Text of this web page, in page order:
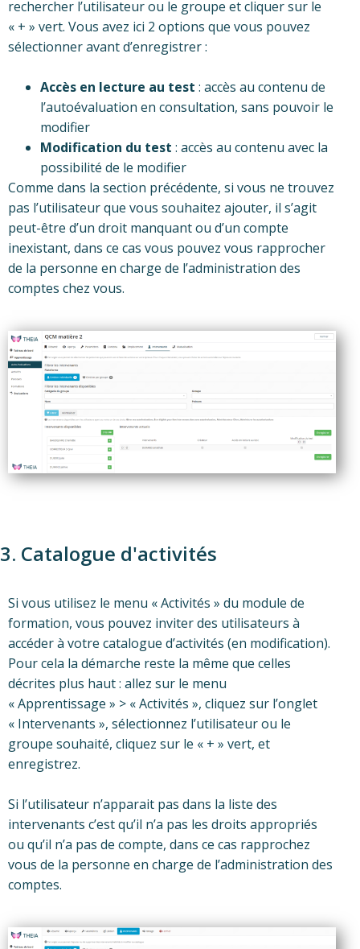
rechercher l’utilisateur ou le groupe et cliquer sur le
« + » vert. Vous avez ici 2 options que vous pouvez
sélectionner avant d’enregistrer :
Accès en lecture au test : accès au contenu de
l’autoévaluation en consultation, sans pouvoir le
modifier
Modification du test : accès au contenu avec la
possibilité de le modifier
Comme dans la section précédente, si vous ne trouvez
pas l’utilisateur que vous souhaitez ajouter, il s’agit
peut-être d’un droit manquant ou d’un compte
inexistant, dans ce cas vous pouvez vous rapprocher
de la personne en charge de l’administration des
comptes chez vous.
3. Catalogue d'activités
Si vous utilisez le menu « Activités » du module de
formation, vous pouvez inviter des utilisateurs à
accéder à votre catalogue d’activités (en modification).
Pour cela la démarche reste la même que celles
décrites plus haut : allez sur le menu
« Apprentissage » > « Activités », cliquez sur l’onglet
« Intervenants », sélectionnez l’utilisateur ou le
groupe souhaité, cliquez sur le « + » vert, et
enregistrez.
Si l’utilisateur n’apparait pas dans la liste des
intervenants c’est qu’il n’a pas les droits appropriés
ou qu’il n’a pas de compte, dans ce cas rapprochez
vous de la personne en charge de l’administration des
comptes.